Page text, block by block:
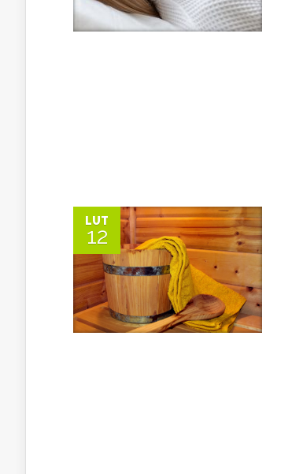
LUT
12